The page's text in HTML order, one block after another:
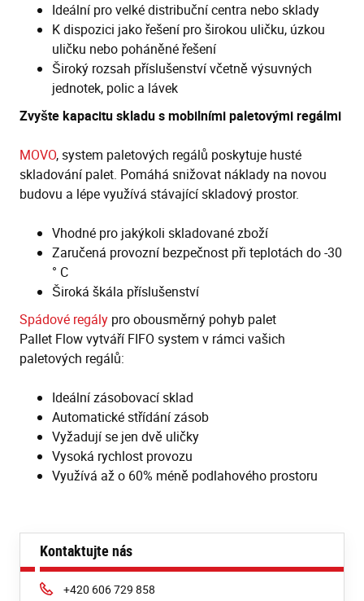
Ideální pro velké distribuční centra nebo sklady
K dispozici jako řešení pro širokou uličku, úzkou
uličku nebo poháněné řešení
Široký rozsah příslušenství včetně výsuvných
jednotek, polic a lávek
Zvyšte kapacitu skladu s mobilními paletovými regálmi
MOVO, system paletových regálů poskytuje husté
skladování palet. Pomáhá snižovat náklady na novou
budovu a lépe využívá stávající skladový prostor.
Vhodné pro jakýkoli skladované zboží
Zaručená provozní bezpečnost při teplotách do -30
° C
Široká škála příslušenství
Spádové regály pro obousměrný pohyb palet
Pallet Flow vytváří FIFO system v rámci vašich
paletových regálů:
Ideální zásobovací sklad
Automatické střídání zásob
Vyžadují se jen dvě uličky
Vysoká rychlost provozu
Využívá až o 60% méně podlahového prostoru
Kontaktujte nás
Phone:
+420 606 729 858